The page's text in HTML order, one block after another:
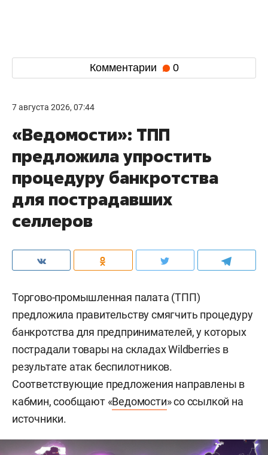
Комментарии 0
7 августа 2026, 07:44
«Ведомости»: ТПП
предложила упростить
процедуру банкротства
для пострадавших
селлеров
Торгово-промышленная палата (ТПП)
предложила правительству смягчить процедуру
банкротства для предпринимателей, у которых
пострадали товары на складах Wildberries в
результате атак беспилотников.
Соответствующие предложения направлены в
кабмин, сообщают «Ведомости» со ссылкой на
источники.